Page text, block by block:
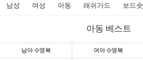
남성 여성 아동 래쉬가드 보드숏
아동 베스트
남아 수영복 여아 수영복